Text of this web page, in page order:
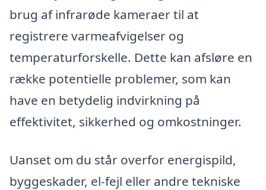
brug af infrarøde kameraer til at
registrere varmeafvigelser og
temperaturforskelle. Dette kan afsløre en
række potentielle problemer, som kan
have en betydelig indvirkning på
effektivitet, sikkerhed og omkostninger.
Uanset om du står overfor energispild,
byggeskader, el-fejl eller andre tekniske